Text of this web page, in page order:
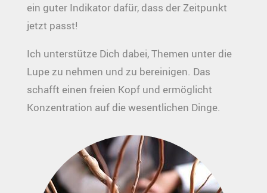
ein guter Indikator dafür, dass der Zeitpunkt
jetzt passt!
Ich unterstütze Dich dabei, Themen unter die
Lupe zu nehmen und zu bereinigen. Das
schafft einen freien Kopf und ermöglicht
Konzentration auf die wesentlichen Dinge.